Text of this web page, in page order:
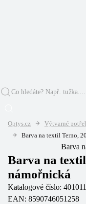
Optys.cz Výtvarné
Barva na textil Terno,
Barva na
námořnická
Katalogové číslo:
EAN: 8590746051258